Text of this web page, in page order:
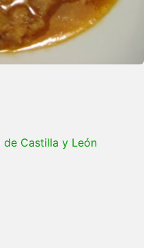
de Castilla y León